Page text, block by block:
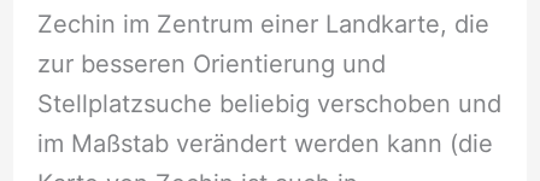
Zechin im Zentrum einer Landkarte, die
zur besseren Orientierung und
Stellplatzsuche beliebig verschoben und
im Maßstab verändert werden kann (die